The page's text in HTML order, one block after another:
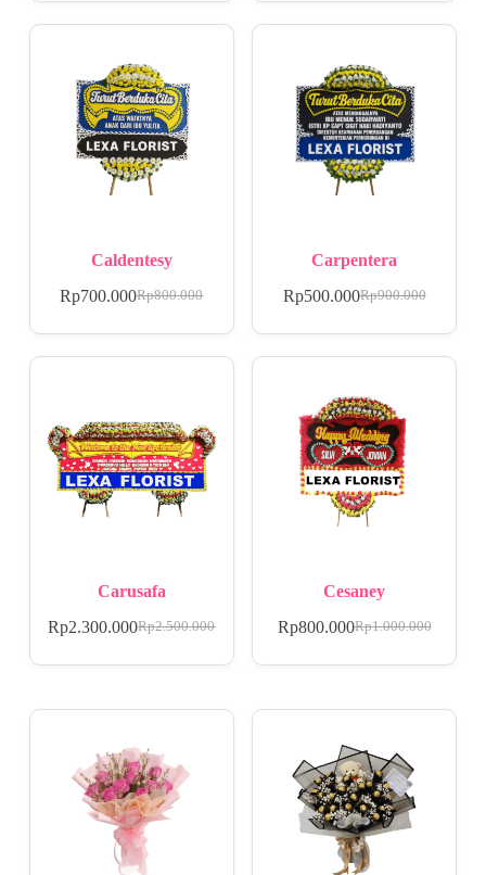
Caldentesy
Rp800.000
Rp700.000
Carpentera
Rp900.000
Rp500.000
Carusafa
Rp2.500.000
Rp2.300.000
Cesaney
Rp1.000.000
Rp800.000